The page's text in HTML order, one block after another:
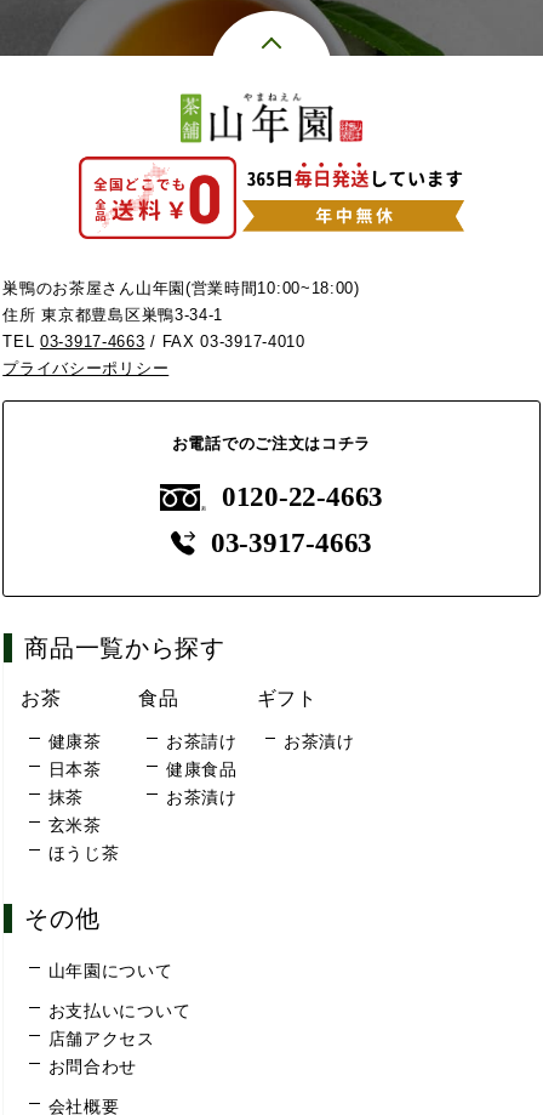
巣鴨のお茶屋さん山年園(営業時間10:00~18:00)
住所 東京都豊島区巣鴨3-34-1
TEL03-3917-4663 / FAX 03-3917-4010
プライバシーポリシー
お電話でのご注文はコチラ
0120-22-4663
03-3917-4663
商品一覧から探す
お茶
健康茶
日本茶
抹茶
玄米茶
ほうじ茶
食品
お茶請け
健康食品
お茶漬け
ギフト
お茶漬け
その他
山年園について
お支払いについて
店舗アクセス
お問合わせ
会社概要